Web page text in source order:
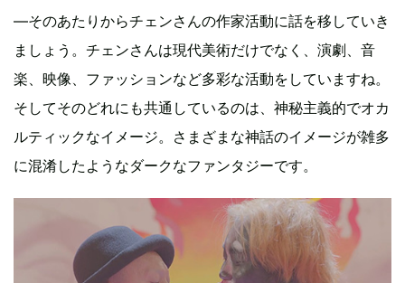
—そのあたりからチェンさんの作家活動に話を移していき
ましょう。チェンさんは現代美術だけでなく、演劇、音
楽、映像、ファッションなど多彩な活動をしていますね。
そしてそのどれにも共通しているのは、神秘主義的でオカ
ルティックなイメージ。さまざまな神話のイメージが雑多
に混淆したようなダークなファンタジーです。